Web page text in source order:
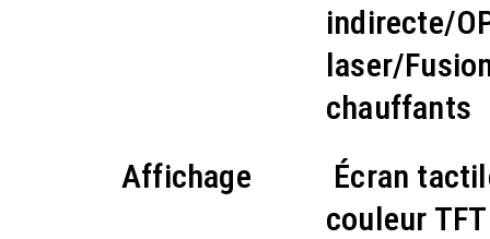
indirecte/
laser/
chauffants
Affichage
Écran
couleur